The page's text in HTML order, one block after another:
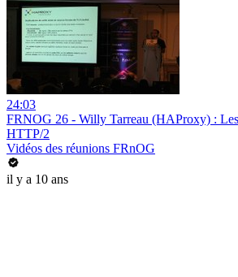
24:03
FRNOG 26 - Willy Tarreau (HAProxy) : Les
HTTP/2
Vidéos des réunions FRnOG
il y a 10 ans